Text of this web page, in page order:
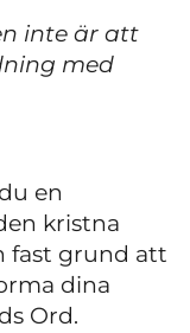
inte är att
med
en
kristna
fast grund att
dina
Ord.